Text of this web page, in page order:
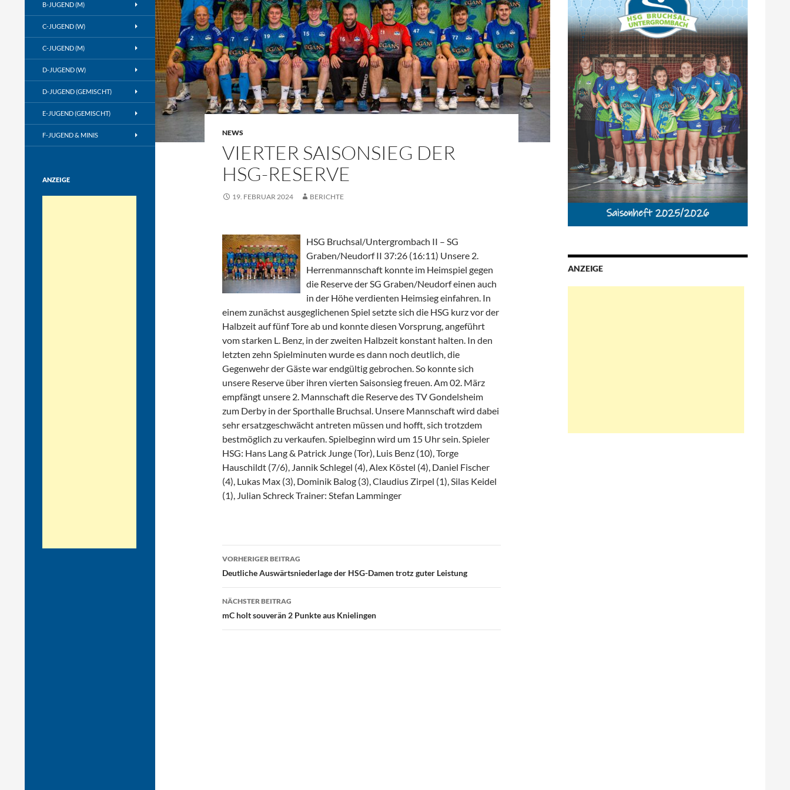
NEWS
VIERTER SAISONSIEG DER
HSG-RESERVE
19. FEBRUAR 2024 BERICHTE
HSG Bruchsal/Untergrombach II – SG
Graben/Neudorf II 37:26 (16:11) Unsere 2.
Herrenmannschaft konnte im Heimspiel gegen
die Reserve der SG Graben/Neudorf einen auch
in der Höhe verdienten Heimsieg einfahren. In
einem zunächst ausgeglichenen Spiel setzte sich die HSG kurz vor der
Halbzeit auf fünf Tore ab und konnte diesen Vorsprung, angeführt
vom starken L. Benz, in der zweiten Halbzeit konstant halten. In den
letzten zehn Spielminuten wurde es dann noch deutlich, die
Gegenwehr der Gäste war endgültig gebrochen. So konnte sich
unsere Reserve über ihren vierten Saisonsieg freuen. Am 02. März
empfängt unsere 2. Mannschaft die Reserve des TV Gondelsheim
zum Derby in der Sporthalle Bruchsal. Unsere Mannschaft wird dabei
sehr ersatzgeschwächt antreten müssen und hofft, sich trotzdem
bestmöglich zu verkaufen. Spielbeginn wird um 15 Uhr sein. Spieler
HSG: Hans Lang & Patrick Junge (Tor), Luis Benz (10), Torge
Hauschildt (7/6), Jannik Schlegel (4), Alex Köstel (4), Daniel Fischer
(4), Lukas Max (3), Dominik Balog (3), Claudius Zirpel (1), Silas Keidel
(1), Julian Schreck Trainer: Stefan Lamminger
Beitragsnavigation
VORHERIGER BEITRAG
Deutliche Auswärtsniederlage der HSG-Damen trotz guter Leistung
NÄCHSTER BEITRAG
mC holt souverän 2 Punkte aus Knielingen
ANZEIGE
B-JUGEND (M)
C-JUGEND (W)
C-JUGEND (M)
D-JUGEND (W)
D-JUGEND (GEMISCHT)
E-JUGEND (GEMISCHT)
F-JUGEND & MINIS
ANZEIGE